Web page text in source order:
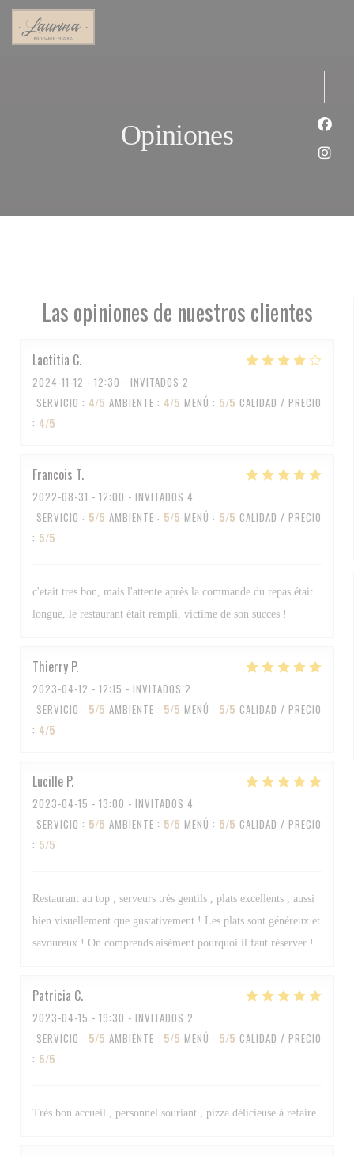
Personalización de sus opciones de cookies
Opiniones
Las opiniones de nuestros clientes
Laetitia C
2024-11-12 - 12:30 - INVITADOS 2
SERVICIO : 4/5 AMBIENTE : 4/5 MENÚ : 5/5 CALIDAD / PRECIO
: 4/5
Francois T
2022-08-31 - 12:00 - INVITADOS 4
SERVICIO : 5/5 AMBIENTE : 5/5 MENÚ : 5/5 CALIDAD / PRECIO
: 5/5
c'etait tres bon, mais l'attente après la commande du repas était
longue, le restaurant était rempli, victime de son succes !
Thierry P
2023-04-12 - 12:15 - INVITADOS 2
SERVICIO : 5/5 AMBIENTE : 5/5 MENÚ : 5/5 CALIDAD / PRECIO
: 4/5
Lucille P
2023-04-15 - 13:00 - INVITADOS 4
SERVICIO : 5/5 AMBIENTE : 5/5 MENÚ : 5/5 CALIDAD / PRECIO
: 5/5
Restaurant au top , serveurs très gentils , plats excellents , aussi
bien visuellement que gustativement ! Les plats sont généreux et
savoureux ! On comprends aisément pourquoi il faut réserver !
Patricia C
2023-04-15 - 19:30 - INVITADOS 2
SERVICIO : 5/5 AMBIENTE : 5/5 MENÚ : 5/5 CALIDAD / PRECIO
: 5/5
Très bon accueil , personnel souriant , pizza délicieuse à refaire